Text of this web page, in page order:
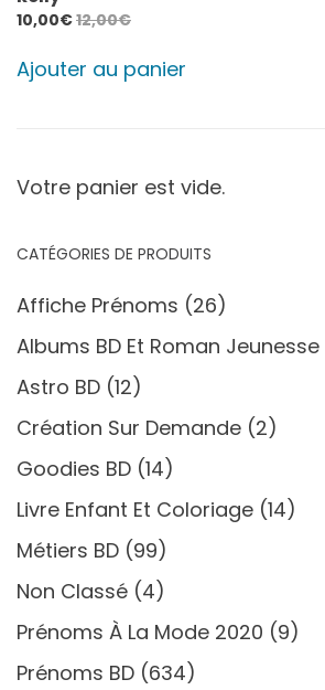
10,00€12,00€
Ajouter au panier
Votre panier est vide.
CATÉGORIES DE PRODUITS
Affiche Prénoms (26)
Albums BD Et Roman Jeunesse
Astro BD (12)
Création Sur Demande (2)
Goodies BD (14)
Livre Enfant Et Coloriage (14)
Métiers BD (99)
Non Classé (4)
Prénoms À La Mode 2020 (9)
Prénoms BD (634)